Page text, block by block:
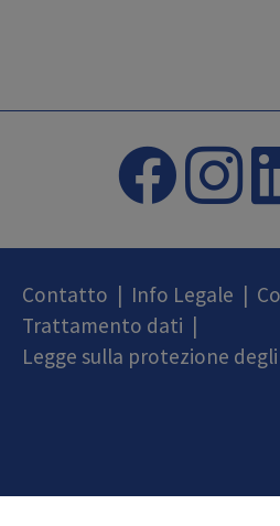
Contatto Info Legale
Trattamento dati
Legge sulla protezione